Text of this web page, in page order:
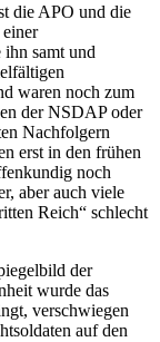
die APO und die
samt und
waren noch zum
der NSDAP oder
Nachfolgern
erst in den frühen
noch
aber auch viele
Reich“ schlecht
der
wurde das
verschwiegen
auf den